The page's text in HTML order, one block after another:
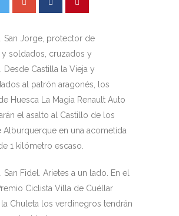
San Jorge, protector de
soldados, cruzados y
Desde Castilla la Vieja y
al patrón aragonés, los
Huesca La Magia Renault Auto
el asalto al Castillo de los
Alburquerque en una acometida
1 kilómetro escaso.
San Fidel. Arietes a un lado. En el
Ciclista Villa de Cuéllar
Chuleta los verdinegros tendrán